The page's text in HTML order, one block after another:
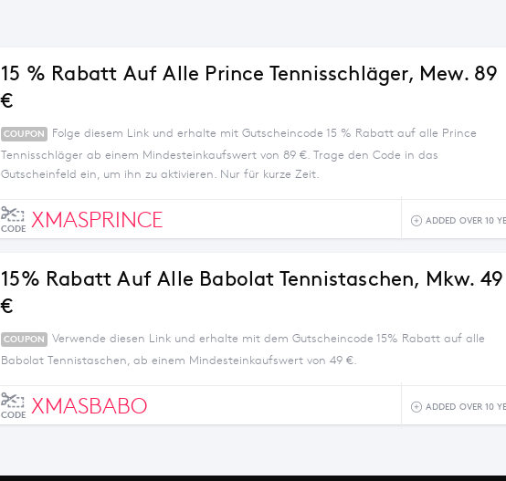
15 % Rabatt Auf Alle Prince Tennisschläger, Mew. 89
€
COUPON
Folge diesem Link und erhalte mit Gutscheincode 15 % Rabatt auf alle Prince
Tennisschläger ab einem Mindesteinkaufswert von 89 €. Trage den Code in das
Gutscheinfeld ein, um ihn zu aktivieren. Nur für kurze Zeit.
CODE XMASPRINCE ADDED OVER 10
15% Rabatt Auf Alle Babolat Tennistaschen, Mkw. 49
€
COUPON
Verwende diesen Link und erhalte mit dem Gutscheincode 15% Rabatt auf alle
Babolat Tennistaschen, ab einem Mindesteinkaufswert von 49 €.
CODE XMASBABO ADDED OVER 10